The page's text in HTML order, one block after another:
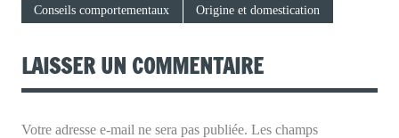
Conseils comportementaux Origine et domestication
LAISSER UN COMMENTAIRE
Votre adresse e-mail ne sera pas publiée. Les champs